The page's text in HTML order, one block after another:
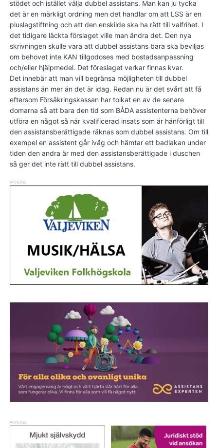
stödet och istället välja dubbel assistans. Man kan ju tycka
det är en märkligt ordning men det handlar om att LSS är en
pluslagstiftning och att den enskilde ska ha rätt till valfrihet. I
det tidigare läckta förslaget ville man ändra det. Den nya
skrivningen skulle vara att dubbel assistans bara ska beviljas
om behovet inte KAN tillgodoses med bostadsanpassning
och/eller hjälpmedel. Det föreslaget verkar finnas kvar.
Det innebär att man vill begränsa möjligheten till dubbel
assistans än mer än det är idag. Redan nu är det svårt att få
eftersom Försäkringskassan har tolkat en av de senare
domarna så att bara den tid som BÅDA assistenterna behöver
utföra en något så när kvalificerad insats som är hänförligt till
den assistansberättigade räknas som dubbel assistans. Om till
exempel en assistent går iväg och hämtar ett badlakan under
tiden den andra är med den assistansberättigade i duschen
så ger det inte rätt till dubbel assistans.
ANNONS
ANNONS